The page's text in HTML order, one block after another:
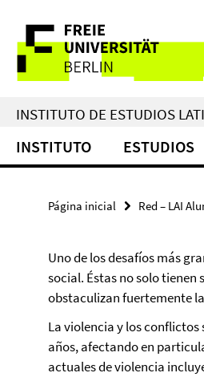
direkt
Inhalt
Herramientas
de
navegación
INSTITUTO DE ESTUDIOS
INSTITUTO ESTUDIOS
Página inicial Red – LAI
Uno de los desafíos más
social. Éstas no solo tienen
obstaculizan fuertemente
La violencia y los
años, afectando en
actuales de violencia